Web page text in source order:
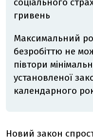
соціального
гривень
Максимальний
безробіттю не
півтори
установленої
календарного
Новий закон